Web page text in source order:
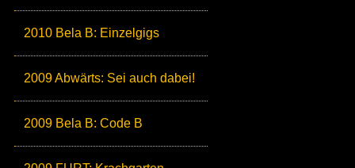
2010 Bela B: Einzelgigs
2009 Abwärts: Sei auch dabei!
2009 Bela B: Code B